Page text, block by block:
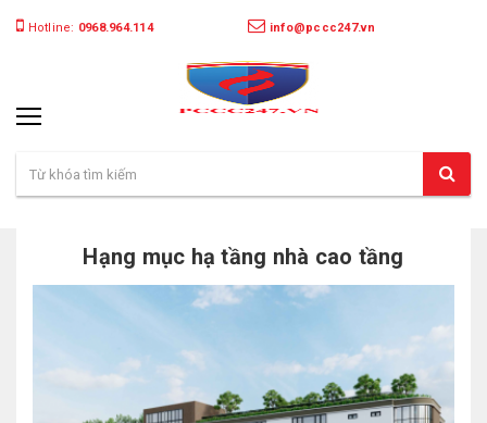
Hotline: 0968.964.114 info@pccc247.vn
Hạng mục hạ tầng nhà cao tầng